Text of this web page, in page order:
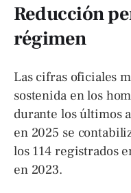
Reducción
régimen
Las cifras oficiales
sostenida en los
durante los últimos
en 2025 se
los 114 registrados
en 2023.